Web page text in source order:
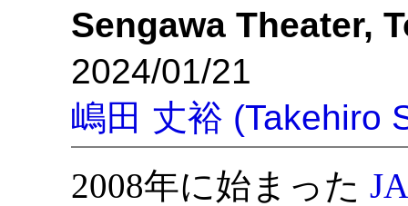
Sengawa Theater,
2024/01/21
嶋田 丈裕 (Takehiro
2008年に始まった